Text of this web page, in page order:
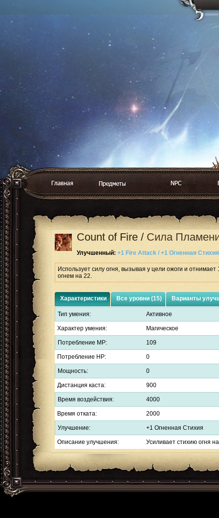
Count of Fire / Сила
Улучшенный: +1 Fire Attack / +1 Огненная Стихия
Использует силу огня, вызывая у цели ожоги и
огнем на 22.
Характеристики Все уровни (15) Варианты
Тип умения: Активное
Характер умения: Магическое
Потребление MP: 109
Потребление HP: 0
Мощность: 0
Дистанция каста: 900
Время воздействия: 4000
Время отката: 2000
Улучшение: +1 Огненная Стихия
Описание улучшения: Усиливает стихию огня